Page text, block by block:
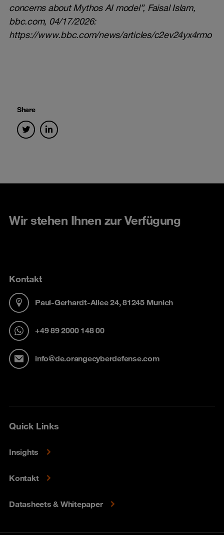
concerns about Mythos AI model”, Faisal Islam,
bbc.com, 04/17/2026:
https://www.bbc.com/news/articles/c2ev24yx4rmo
Share
Wir stehen Ihnen zur Verfügung
Kontakt
Paul-Gerhardt-Allee 24, 81245 Munich
+49 89 2000 148 00
info@de.orangecyberdefense.com
Quick Links
Insights
Kontakt
Datasheets & Whitepaper